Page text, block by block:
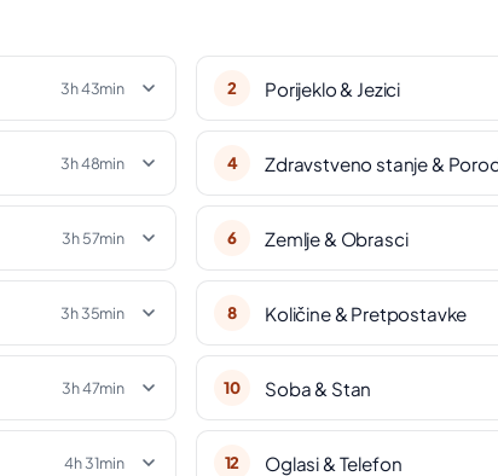
3h 43min 2 Porijeklo & Jezici
3h 48min 4 Zdravstveno stanje &
3h 57min 6 Zemlje & Obrasci
3h 35min 8 Količine & Pretpostavke
3h 47min 10 Soba & Stan
4h 31min 12 Oglasi & Telefon